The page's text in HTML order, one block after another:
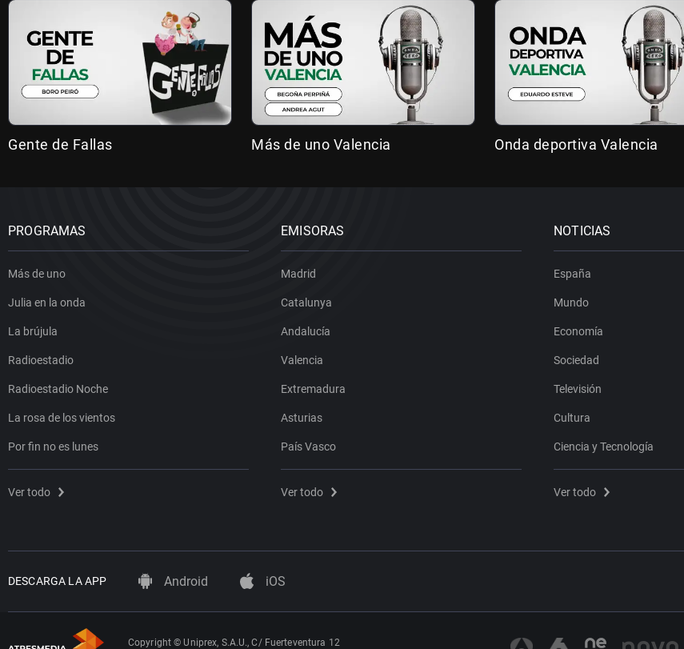
Gente de Fallas Más de uno Valencia Onda deportiva Valencia
PROGRAMAS
Más de uno
Julia en la onda
La brújula
Radioestadio
Radioestadio Noche
La rosa de los vientos
Por fin no es lunes
Ver todo
EMISORAS
Madrid
Catalunya
Andalucía
Valencia
Extremadura
Asturias
País Vasco
Ver todo
NOTICIAS
España
Mundo
Economía
Sociedad
Televisión
Cultura
Ciencia y Tecnología
Ver todo
DESCARGA LA APP Android iOS
Copyright © Uniprex, S.A.U., C/ Fuerteventura 12